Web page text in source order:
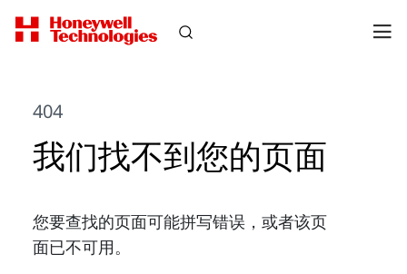
404
我们找不到您的页面
您要查找的页面可能拼写错误，或者该页
面已不可用。